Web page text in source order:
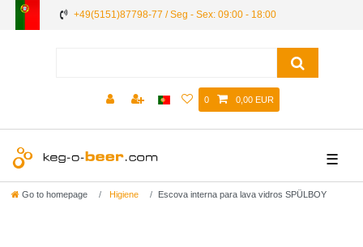
+49(5151)87798-77 / Seg - Sex: 09:00 - 18:00
0 0,00 EUR
☰
Go to homepage Higiene Escova interna para lava vidros SPÜLBOY